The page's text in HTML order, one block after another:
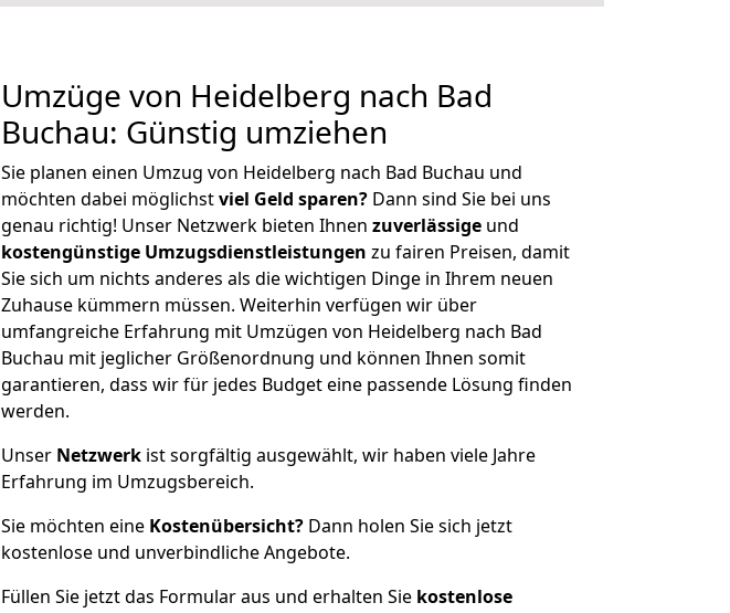
Umzüge von Heidelberg nach Bad
Buchau: Günstig umziehen
Sie planen einen Umzug von Heidelberg nach Bad Buchau und
möchten dabei möglichstviel Geld sparen? Dann sind Sie bei uns
genau richtig! Unser Netzwerk bieten Ihnen zuverlässige und
kostengünstige Umzugsdienstleistungen zu fairen Preisen, damit
Sie sich um nichts anderes als die wichtigen Dinge in Ihrem neuen
Zuhause kümmern müssen. Weiterhin verfügen wir über
umfangreiche Erfahrung mit Umzügen von Heidelberg nach Bad
Buchau mit jeglicher Größenordnung und können Ihnen somit
garantieren, dass wir für jedes Budget eine passende Lösung finden
werden.
Unser Netzwerk ist sorgfältig ausgewählt, wir haben viele Jahre
Erfahrung im Umzugsbereich.
Sie möchten eine Kostenübersicht? Dann holen Sie sich jetzt
kostenlose und unverbindliche Angebote.
Füllen Sie jetzt das Formular aus und erhalten Sie kostenlose